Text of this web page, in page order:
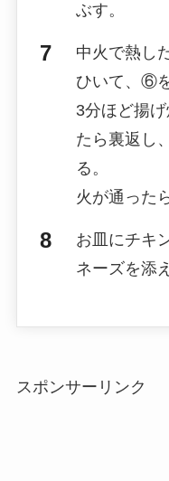
ぶす。
中火で熱し
ひいて、⑥
3分ほど揚
たら裏返し
る。
火が通った
お皿にチキ
ネーズを添
スポンサーリンク